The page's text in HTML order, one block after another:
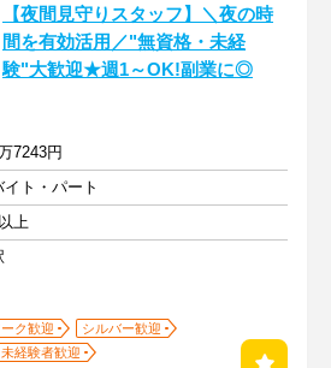
【夜間見守りスタッフ】＼夜の時
間を有効活用／"無資格・未経
験"大歓迎★週1～OK!副業に◎
7243円
イト・パート
上
ク歓迎
シルバー歓迎
未経験者歓迎